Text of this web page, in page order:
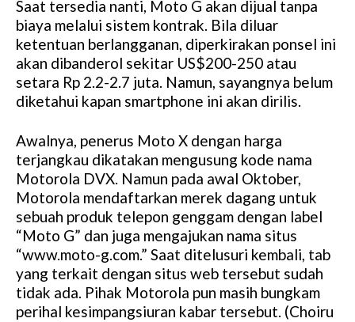
M
u
t
e
Saat tersedia nanti, Moto G akan dijual tanpa
biaya melalui sistem kontrak. Bila diluar
ketentuan berlangganan, diperkirakan ponsel ini
akan dibanderol sekitar US$200-250 atau
setara Rp 2.2-2.7 juta. Namun, sayangnya belum
diketahui kapan smartphone ini akan dirilis.
Awalnya, penerus Moto X dengan harga
terjangkau dikatakan mengusung kode nama
Motorola DVX. Namun pada awal Oktober,
Motorola mendaftarkan merek dagang untuk
sebuah produk telepon genggam dengan label
“Moto G” dan juga mengajukan nama situs
“www.moto-g.com.” Saat ditelusuri kembali, tab
yang terkait dengan situs web tersebut sudah
tidak ada. Pihak Motorola pun masih bungkam
perihal kesimpangsiuran kabar tersebut. (Choiru